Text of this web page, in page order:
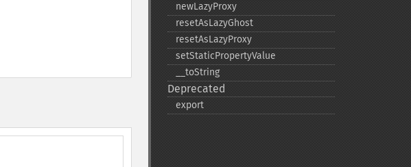
newLazyProxy
resetAsLazyGhost
resetAsLazyProxy
setStaticPropertyValue
_​_​toString
Deprecated
export